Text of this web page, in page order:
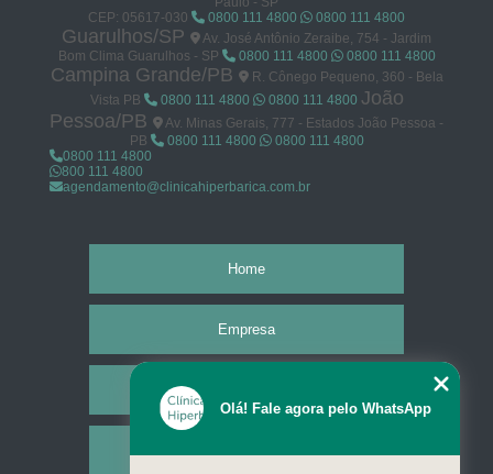
CEP: 05617-030
0800 111 4800 0800 111 4800
Guarulhos/SP
Av. José Antônio Zeraibe, 754 - Jardim
Bom Clima Guarulhos - SP
0800 111 4800 0800 111 4800
Campina Grande/PB
R. Cônego Pequeno, 360 - Bela
Vista PB
0800 111 4800 0800 111 4800 João
Pessoa/PB
Av. Minas Gerais, 777 - Estados João Pessoa -
PB
0800 111 4800
0800 111 4800
0800 111 4800
800 111 4800
agendamento@clinicahiperbarica.com.br
Home
Empresa
Olá! Fale agora pelo WhatsApp